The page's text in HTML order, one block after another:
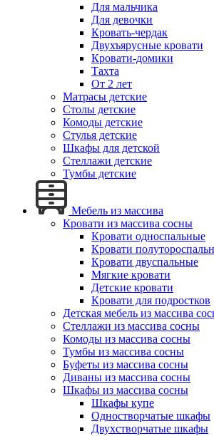
Для мальчика
Для девочки
Кровать-чердак
Двухъярусные кровати
Кровати-домики
Тахта
От 2 лет
Матрасы детские
Столы детские
Комоды детские
Стулья детские
Шкафы для детской
Стеллажи детские
Тумбы детские
Мебель из массива
Кровати из массива сосны
Кровати односпальные
Кровати
Кровати двуспальные
Мягкие кровати
Детские кровати
Кровати для подростков
Детская мебель из массива
Стеллажи из массива сосны
Комоды из массива сосны
Тумбы из массива сосны
Буфеты из массива сосны
Диваны из массива сосны
Шкафы из массива сосны
Шкафы купе
Одностворчатые шкафы
Двухстворчатые шкафы